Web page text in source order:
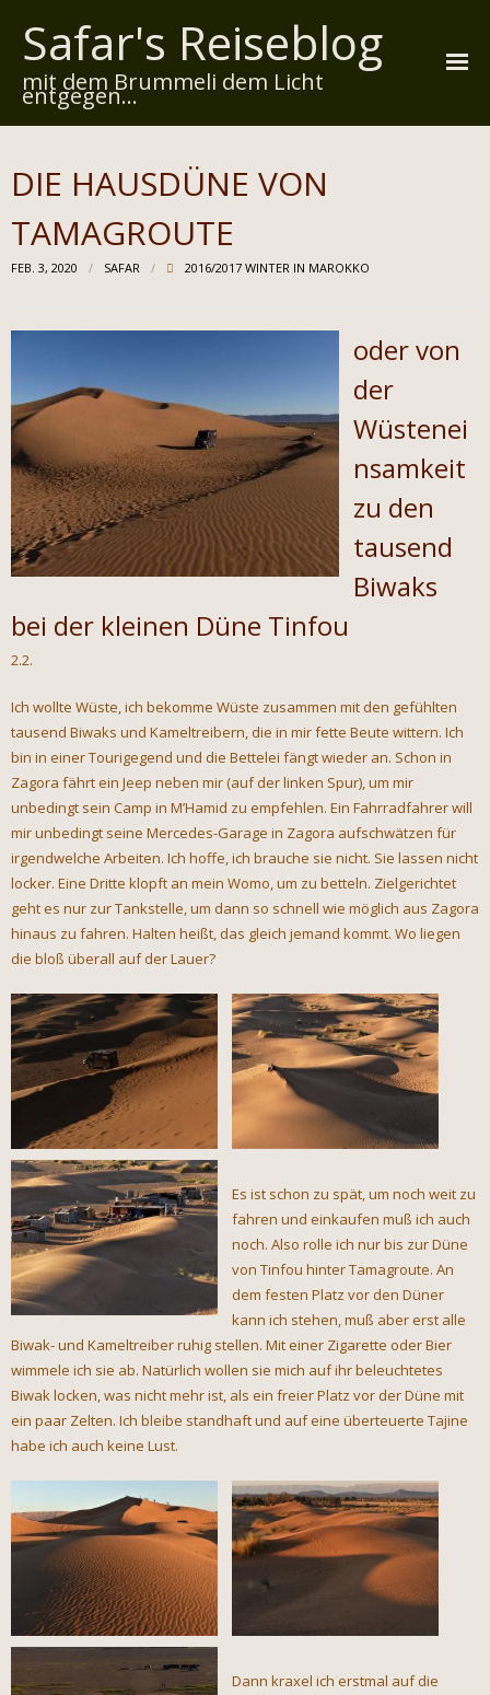
Safar's Reiseblog
mit dem Brummeli dem Licht
entgegen...
Über mich
Reiserouten
Kontakt
DIE HAUSDÜNE VON
TAMAGROUTE
FEB. 3, 2020 SAFAR 2016/2017 WINTER IN MAROKKO
oder von
der
Wüstenei
nsamkeit
zu den
tausend
Biwaks
bei der kleinen Düne Tinfou
2.2.
Ich wollte Wüste, ich bekomme Wüste zusammen mit den gefühlten
tausend Biwaks und Kameltreibern, die in mir fette Beute wittern. Ich
bin in einer Tourigegend und die Bettelei fängt wieder an. Schon in
Zagora fährt ein Jeep neben mir (auf der linken Spur), um mir
unbedingt sein Camp in M’Hamid zu empfehlen. Ein Fahrradfahrer will
mir unbedingt seine Mercedes-Garage in Zagora aufschwätzen für
irgendwelche Arbeiten. Ich hoffe, ich brauche sie nicht. Sie lassen nicht
locker. Eine Dritte klopft an mein Womo, um zu betteln. Zielgerichtet
geht es nur zur Tankstelle, um dann so schnell wie möglich aus Zagora
hinaus zu fahren. Halten heißt, das gleich jemand kommt. Wo liegen
die bloß überall auf der Lauer?
Es ist schon zu spät, um noch weit zu
fahren und einkaufen muß ich auch
noch. Also rolle ich nur bis zur Düne
von Tinfou hinter Tamagroute. An
dem festen Platz vor den Düner
kann ich stehen, muß aber erst alle
Biwak- und Kameltreiber ruhig stellen. Mit einer Zigarette oder Bier
wimmele ich sie ab. Natürlich wollen sie mich auf ihr beleuchtetes
Biwak locken, was nicht mehr ist, als ein freier Platz vor der Düne mit
ein paar Zelten. Ich bleibe standhaft und auf eine überteuerte Tajine
habe ich auch keine Lust.
Dann kraxel ich erstmal auf die